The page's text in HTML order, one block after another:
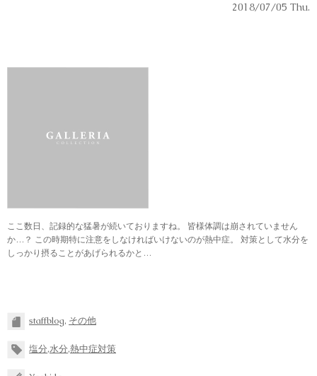
2018/07/05 Thu.
ここ数日、記録的な猛暑が続いておりますね。 皆様体調は崩されていません
か…？ この時期特に注意をしなければいけないのが熱中症。 対策として水分を
しっかり摂ることがあげられるかと…
staffblog, その他
塩分,水分,熱中症対策